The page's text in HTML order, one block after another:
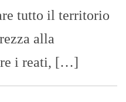
tutto il territorio
alla
i reati, […]